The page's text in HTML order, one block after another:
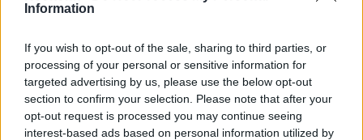
Information
If you wish to opt-out of the sale, sharing to third parties, or
processing of your personal or sensitive information for
targeted advertising by us, please use the below opt-out
section to confirm your selection. Please note that after your
opt-out request is processed you may continue seeing
interest-based ads based on personal information utilized by
elenyésző az Egyesült Államokban, a Huawei
úgy véli, hogy a törvényi tiltás ellehetetleníti
a párbeszédet Washingtonnal a
nézeteltérések tisztázása érdekében.
A magánkézben lévő távközlési óriásvállalat